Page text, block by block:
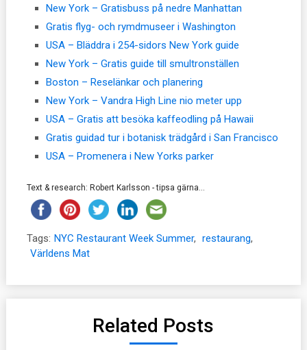
New York – Gratisbuss på nedre Manhattan
Gratis flyg- och rymdmuseer i Washington
USA – Bläddra i 254-sidors New York guide
New York – Gratis guide till smultronställen
Boston – Reselänkar och planering
New York – Vandra High Line nio meter upp
USA – Gratis att besöka kaffeodling på Hawaii
Gratis guidad tur i botanisk trädgård i San Francisco
USA – Promenera i New Yorks parker
Text & research: Robert Karlsson - tipsa gärna...
Tags: NYC Restaurant Week Summer, restaurang,
Världens Mat
Related Posts